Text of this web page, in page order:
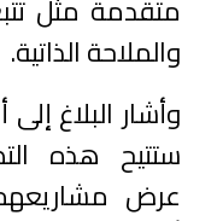
متقدمة مثل
والملاحة الذاتية.
وأشار البلاغ
ستتيح هذه
عرض مشاريعهم